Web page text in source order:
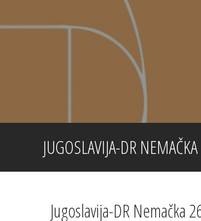
content
JUGOSLAVIJA-DR
Jugoslavija-DR Nemačka